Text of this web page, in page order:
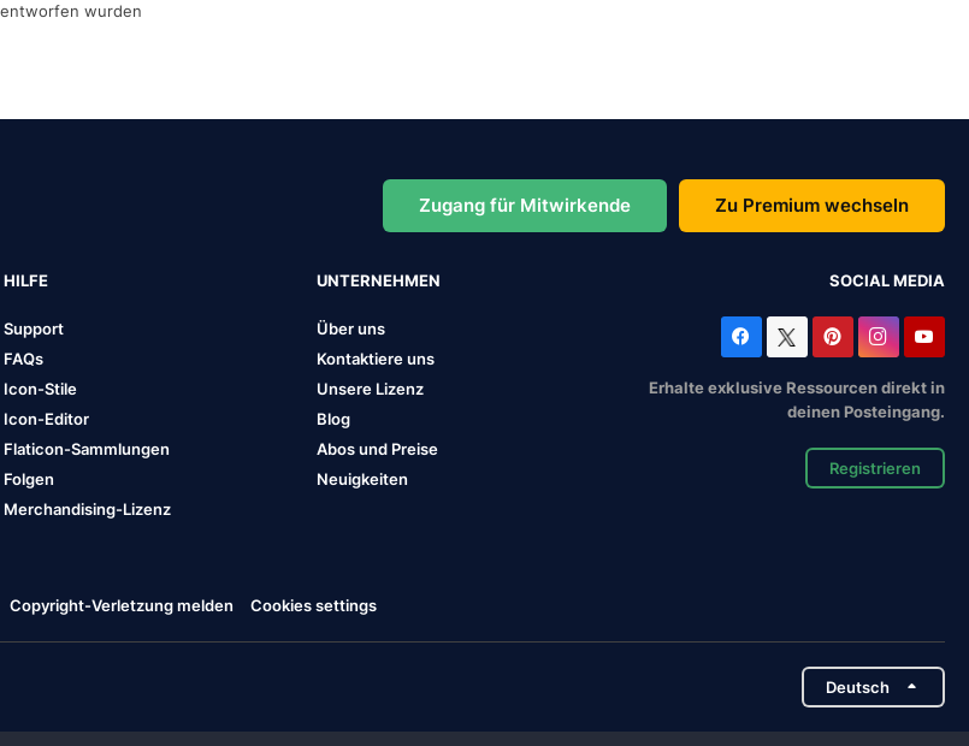
wurden
Zugang für Mitwirkende Zu Premium wechseln
HILFE
Support
FAQs
Icon-Stile
Icon-Editor
Flaticon-Sammlungen
Folgen
Merchandising-Lizenz
UNTERNEHMEN
Über uns
Kontaktiere uns
Unsere Lizenz
Blog
Abos und Preise
Neuigkeiten
SOCIAL MEDIA
Erhalte exklusive Ressourcen direkt in
deinen Posteingang.
Registrieren
Copyright-Verletzung melden Cookies settings
Deutsch